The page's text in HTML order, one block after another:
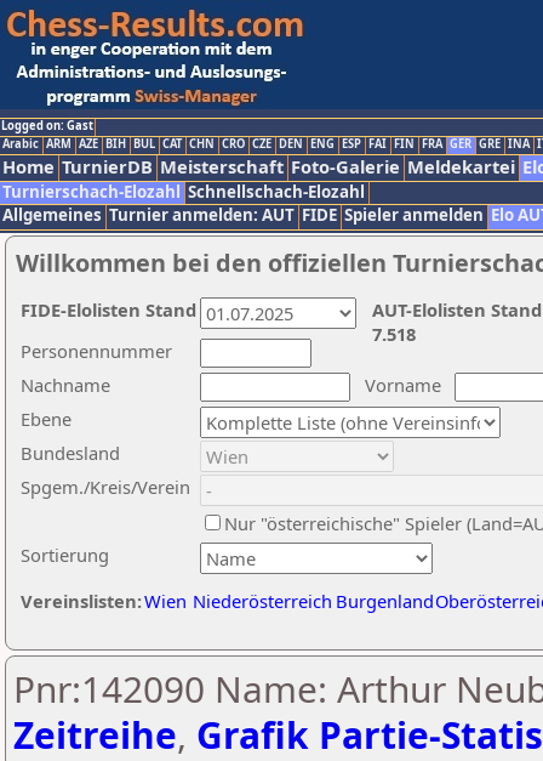
Logged on: Gast
Arabic ARM AZE BIH BUL CAT CHN CRO CZE DEN ENG ESP FAI FIN FRA GER GRE INA
Home TurnierDB Meisterschaft Foto-Galerie Meldekartei
Turnierschach-Elozahl Schnellschach-Elozahl
Allgemeines Turnier anmelden: AUT FIDE Spieler anmelden Elo
Willkommen bei den offiziellen
Nachname
Vorname
Ebene
Sortierung
Personennummer
Bundesland
Spgem./Kreis/Verein
Nur "österreichische" Spieler
Vereinslisten:Wien Niederösterreich Burgenland
AUT-Elolisten
7.518
FIDE-Elolisten Stand
Pnr:142090 Name: Arthur
Zeitreihe, Grafik Partie-